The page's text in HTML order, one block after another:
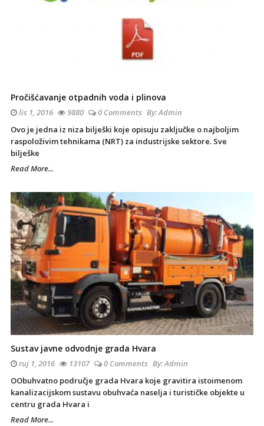
Pročišćavanje otpadnih voda i plinova
lis 1, 2016 9880 0 Comments By:Admin
Ovo je jedna iz niza bilješki koje opisuju zaključke o najboljim
raspoloživim tehnikama (NRT) za industrijske sektore. Sve
bilješke
Read More...
Sustav javne odvodnje grada Hvara
ruj 1, 2016 13107 0 Comments By:Admin
OObuhvatno područje grada Hvara koje gravitira istoimenom
kanalizacijskom sustavu obuhvaća naselja i turističke objekte u
centru grada Hvara i
Read More...